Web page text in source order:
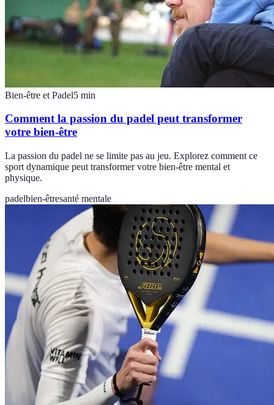
Bien-être et Padel5 min
Comment la passion du padel peut transformer
votre bien-être
La passion du padel ne se limite pas au jeu. Explorez comment ce
sport dynamique peut transformer votre bien-être mental et
physique.
padelbien-êtresanté mentale